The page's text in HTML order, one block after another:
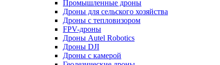
Промышленные дроны
Дроны для сельского хозяйства
Дроны с тепловизором
FPV-дроны
Дроны Autel Robotics
Дроны DJI
Дроны с камерой